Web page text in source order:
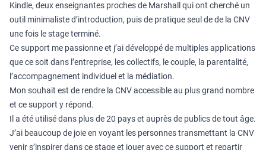
Kindle, deux enseignantes proches de Marshall qui ont cherché un
outil minimaliste d’introduction, puis de pratique seul de de la CNV
une fois le stage terminé.
Ce support me passionne et j’ai développé de multiples applications
que ce soit dans l’entreprise, les collectifs, le couple, la parentalité,
l’accompagnement individuel et la médiation.
Mon souhait est de rendre la CNV accessible au plus grand nombre
et ce support y répond.
Il a été utilisé dans plus de 20 pays et auprès de publics de tout âge.
J’ai beaucoup de joie en voyant les personnes transmettant la CNV
venir s’inspirer dans ce stage et jouer avec ce support et repartir